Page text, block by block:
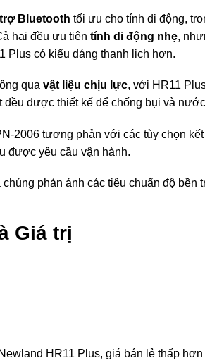
Bluetooth tối ưu cho tính di động,
hai đều ưu tiêntính di động nhẹ,
Plus có kiểu dáng thanh lịch hơn.
quavật liệu chịu lực, với HR11
đều được thiết kế để chống bụi và
2006 tương phản với các tùy chọn
được yêu cầu vận hành.
phản ánh các tiêu chuẩn độ bền
Giá trị
HR11 Plus, giá bán lẻ thấp